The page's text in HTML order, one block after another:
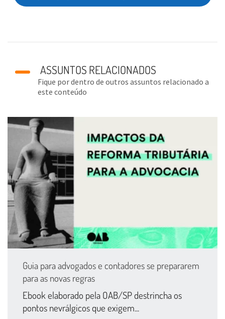
ASSUNTOS RELACIONADOS
Fique por dentro de outros assuntos relacionado a
este conteúdo
Guia para advogados e contadores se prepararem
para as novas regras
Ebook elaborado pela OAB/SP destrincha os
pontos nevrálgicos que exigem...